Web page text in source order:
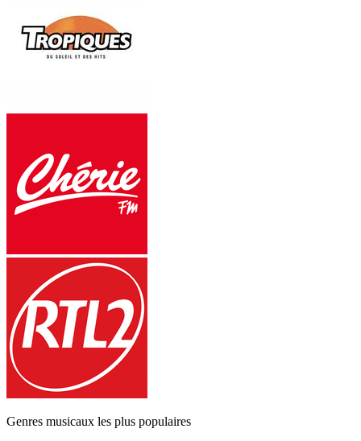
Genres musicaux les plus populaires